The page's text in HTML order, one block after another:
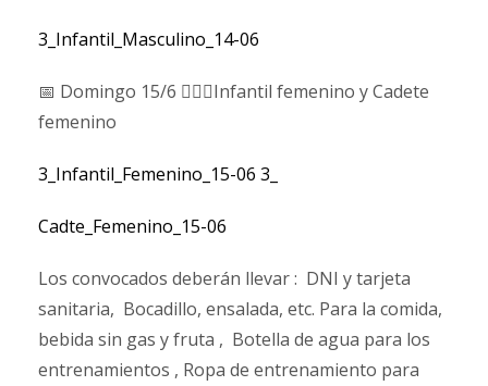
3_Infantil_Masculino_14-06
📅 Domingo 15/6 🤾🏻‍♂️Infantil femenino y Cadete
femenino
3_Infantil_Femenino_15-06 3_
Cadte_Femenino_15-06
Los convocados deberán llevar : DNI y tarjeta
sanitaria, Bocadillo, ensalada, etc. Para la comida,
bebida sin gas y fruta , Botella de agua para los
entrenamientos , Ropa de entrenamiento para